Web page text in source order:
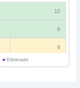
10
8
8
■Eliminado